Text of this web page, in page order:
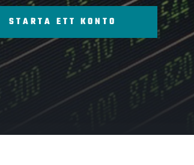
STARTA ETT KONTO